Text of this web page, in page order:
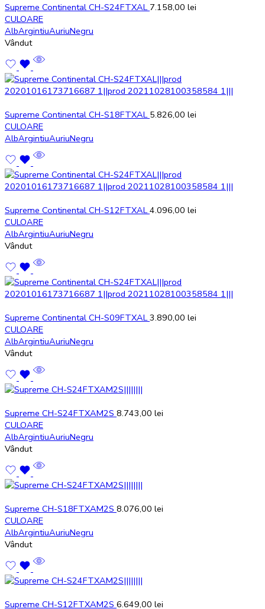
Supreme Continental CH-S24FTXAL 7.158,00 lei
CULOARE
AlbArgintiuAuriuNegru
Vândut
Supreme Continental CH-S18FTXAL 5.826,00 lei
CULOARE
AlbArgintiuAuriuNegru
Supreme Continental CH-S12FTXAL4.096,00 lei
CULOARE
AlbArgintiuAuriuNegru
Vândut
Supreme Continental CH-S09FTXAL3.890,00 lei
CULOARE
AlbArgintiuAuriuNegru
Vândut
Supreme CH-S24FTXAM2S 8.743,00 lei
CULOARE
AlbArgintiuAuriuNegru
Vândut
Supreme CH-S18FTXAM2S 8.076,00 lei
CULOARE
AlbArgintiuAuriuNegru
Vândut
Supreme CH-S12FTXAM2S 6.649,00 lei